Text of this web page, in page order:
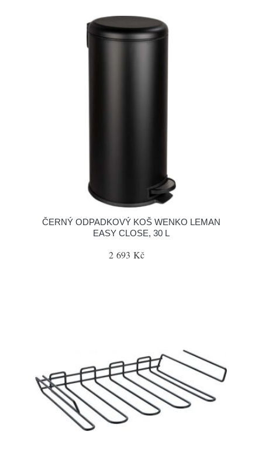
ČERNÝ ODPADKOVÝ KOŠ WENKO LEMAN
EASY CLOSE, 30 L
2 693 Kč